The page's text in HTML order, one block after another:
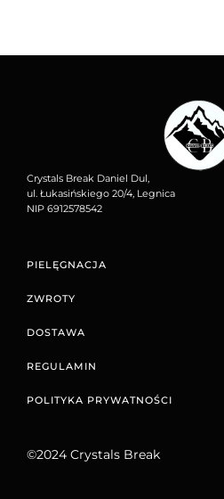
Crystals Break Daniel Dul,
ul. Łukasińskiego 20/4, Legnica
NIP 6912578542
PIELĘGNACJA
ZWROTY
DOSTAWA
REGULAMIN
POLITYKA PRYWATNOŚCI
©2024 Crystals Break